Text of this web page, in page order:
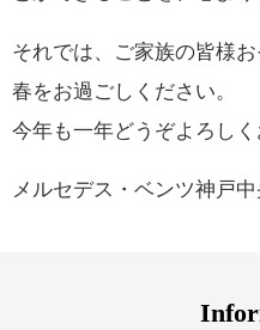
それでは、ご家族の皆様
春をお過ごしください。
今年も一年どうぞよろしく
メルセデス・ベンツ神戸
Infor